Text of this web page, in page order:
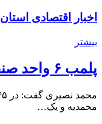
اخبار اقتصادی استان
بیشتر
پلمب ۶ واحد صنفی در شهرستان البرز
محمدیه و یک…